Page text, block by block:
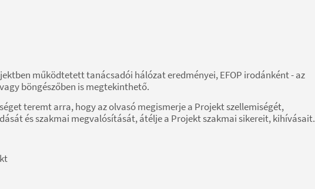
működtetett tanácsadói hálózat eredményei, EFOP irodánként - az
vagy böngészőben is megtekinthető.
teremt arra, hogy az olvasó megismerje a Projekt szellemiségét,
és szakmai megvalósítását, átélje a Projekt szakmai sikereit, kihívásait.